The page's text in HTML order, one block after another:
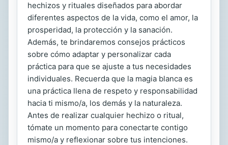
hechizos y rituales diseñados para abordar
diferentes aspectos de la vida, como el amor, la
prosperidad, la protección y la sanación.
Además, te brindaremos consejos prácticos
sobre cómo adaptar y personalizar cada
práctica para que se ajuste a tus necesidades
individuales. Recuerda que la magia blanca es
una práctica llena de respeto y responsabilidad
hacia ti mismo/a, los demás y la naturaleza.
Antes de realizar cualquier hechizo o ritual,
tómate un momento para conectarte contigo
mismo/a y reflexionar sobre tus intenciones.